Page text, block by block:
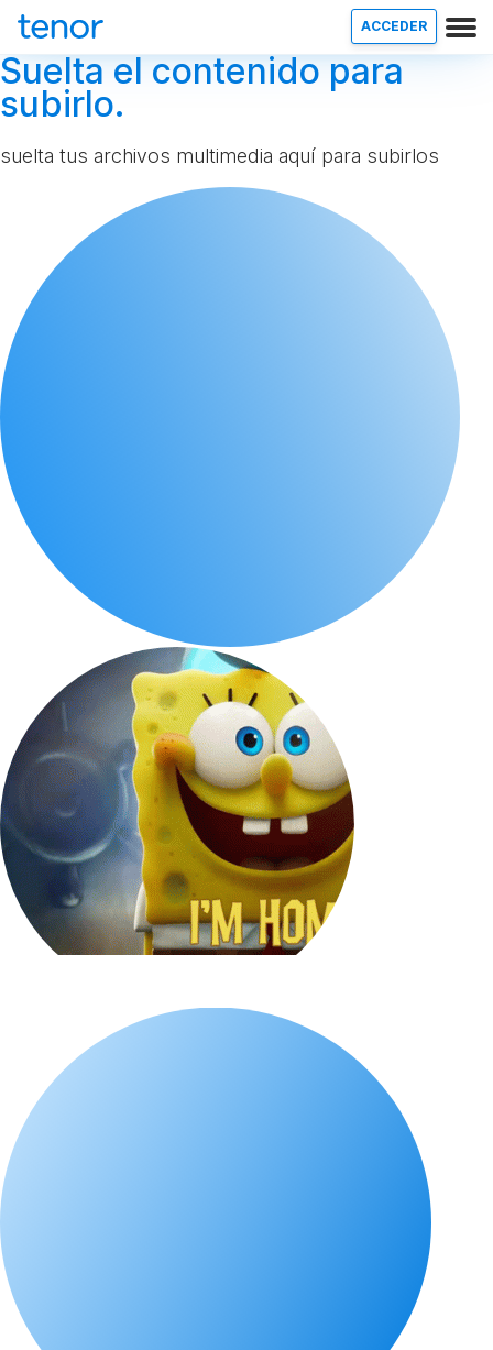
ACCEDER
Suelta el contenido para
subirlo.
suelta tus archivos multimedia aquí para subirlos